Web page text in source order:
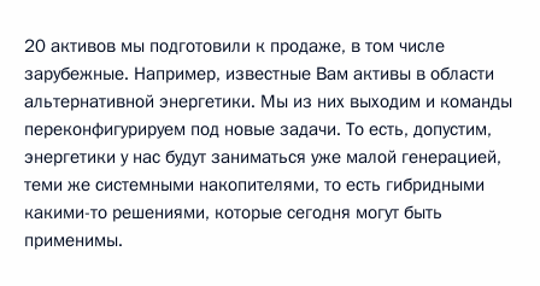
20 активов мы подготовили к продаже, в том числе
зарубежные. Например, известные Вам активы в области
альтернативной энергетики. Мы из них выходим и команды
переконфигурируем под новые задачи. То есть, допустим,
энергетики у нас будут заниматься уже малой генерацией,
теми же системными накопителями, то есть гибридными
какими-то решениями, которые сегодня могут быть
применимы.